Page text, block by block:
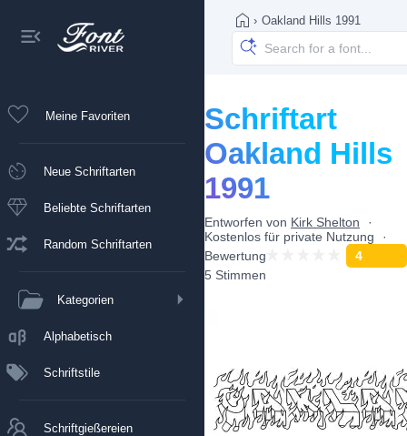
Meine Favoriten
Neue Schriftarten
Beliebte Schriftarten
Random Schriftarten
Kategorien
Alphabetisch
Schriftstile
Schriftgießereien
› Oakland Hills 1991
Schriftart
Oakland Hills
1991
Entworfen von Kirk Shelton
Kostenlos für private Nutzung
Bewertung
4
5 Stimmen